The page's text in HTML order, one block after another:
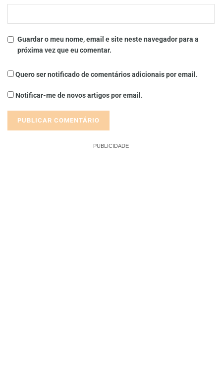
Guardar o meu nome, email e site neste navegador para a
próxima vez que eu comentar.
Quero ser notificado de comentários adicionais por email.
Notificar-me de novos artigos por email.
PUBLICIDADE